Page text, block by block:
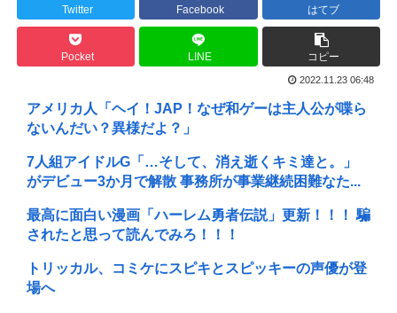
Twitter Facebook はてブ
Pocket LINE コピー
2022.11.23 06:48
アメリカ人「ヘイ！JAP！なぜ和ゲーは主人公が喋ら
ないんだい？異様だよ？」
7人組アイドルG「…そして、消え逝くキミ達と。」
がデビュー3か月で解散 事務所が事業継続困難なた...
最高に面白い漫画「ハーレム勇者伝説」更新！！！ 騙
されたと思って読んでみろ！！！
トリッカル、コミケにスピキとスピッキーの声優が登
場へ